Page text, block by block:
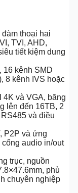
thoại hai
TVI, AHD,
tiết kiệm dung
16 kênh SMD
8 kênh IVS hoặc
và VGA, băng
lên đến 16TB, 2
và điều
P2P và ứng
audio in/out
trục, nguồn
phù
chuyên nghiệp